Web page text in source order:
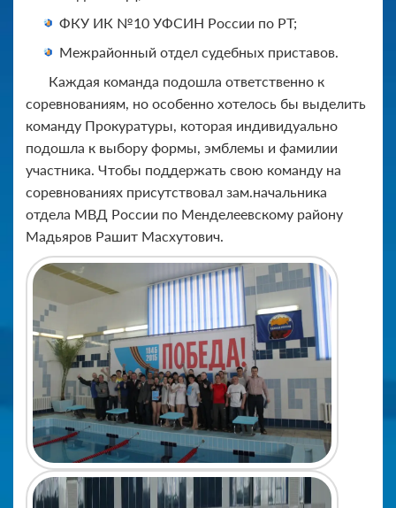
ФКУ ИК №10 УФСИН России по РТ;
Межрайонный отдел судебных приставов.
Каждая команда подошла ответственно к
соревнованиям, но особенно хотелось бы выделить
команду Прокуратуры, которая индивидуально
подошла к выбору формы, эмблемы и фамилии
участника. Чтобы поддержать свою команду на
соревнованиях присутствовал зам.начальника
отдела МВД России по Менделеевскому району
Мадьяров Рашит Масхутович.